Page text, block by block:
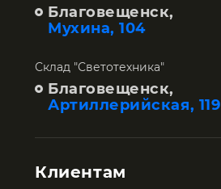
Благовещенск,
Мухина, 104
Склад "Светотехника"
Благовещенск,
Артиллерийская, 119
Клиентам